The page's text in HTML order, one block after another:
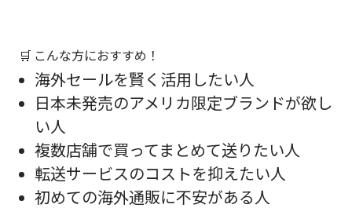
🛒 こんな方におすすめ！
海外セールを賢く活用したい人
日本未発売のアメリカ限定ブランドが欲し
い人
複数店舗で買ってまとめて送りたい人
転送サービスのコストを抑えたい人
初めての海外通販に不安がある人